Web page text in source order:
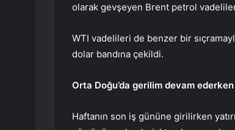
olarak gevşeyen Brent petrol
WTI vadelileri de benzer bir
dolar bandına çekildi.
Orta Doğu’da gerilim devam
Haftanın son iş gününe girilirken